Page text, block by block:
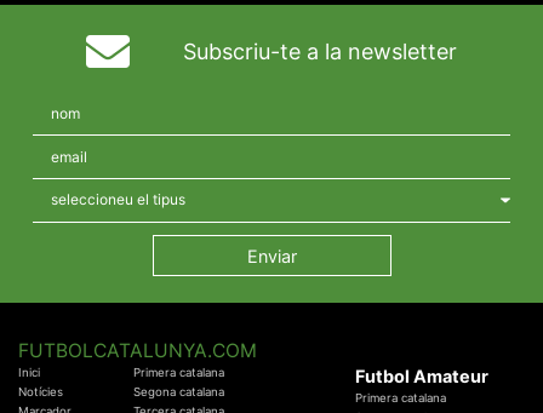
Subscriu-te a la newsletter
FUTBOLCATALUNYA.COM
Inici
Notícies
Primera catalana
Segona catalana
Futbol Amateur
Primera catalana